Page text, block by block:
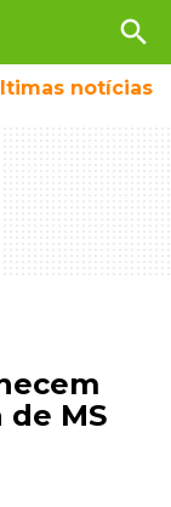
search
notícias
MS